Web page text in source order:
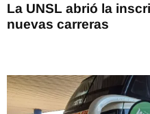
La UNSL abrió la
nuevas carreras